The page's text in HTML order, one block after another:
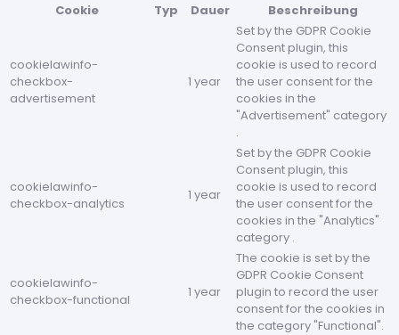
Cookie
Typ Dauer Beschreibung
cookielawinfo-
checkbox-
advertisement
1 year
Set by the GDPR Cookie
Consent plugin, this
cookie is used to record
the user consent for the
cookies in the
"Advertisement" category
.
cookielawinfo-
checkbox-analytics
1 year
Set by the GDPR Cookie
Consent plugin, this
cookie is used to record
the user consent for the
cookies in the "Analytics"
category .
cookielawinfo-
checkbox-functional
1 year
The cookie is set by the
GDPR Cookie Consent
plugin to record the user
consent for the cookies in
the category "Functional".